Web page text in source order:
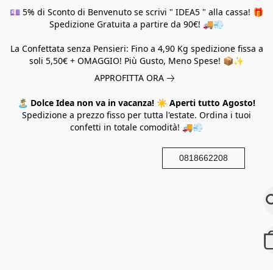
💷 5% di Sconto di Benvenuto se scrivi " IDEA5 " alla cassa! 🎁
Spedizione Gratuita a partire da 90€! 🚚💨
La Confettata senza Pensieri: Fino a 4,90 Kg spedizione fissa a
soli 5,50€ + OMAGGIO! Più Gusto, Meno Spese! 📦✨
APPROFITTA ORA
🏝️ Dolce Idea non va in vacanza! ☀️ Aperti tutto Agosto!
Spedizione a prezzo fisso per tutta l'estate. Ordina i tuoi
confetti in totale comodità! 🚚💨
0818662208